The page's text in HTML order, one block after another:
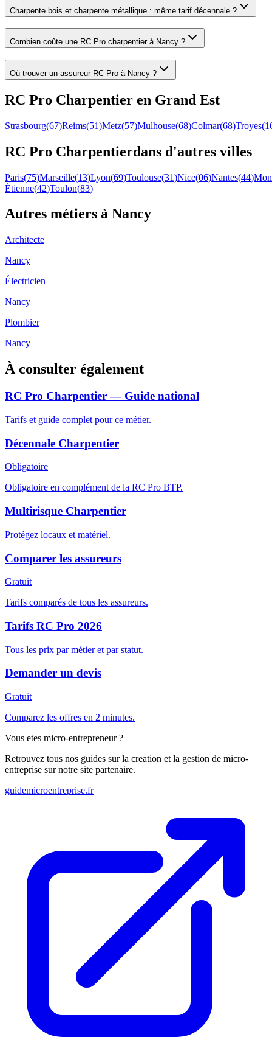
Charpente bois et charpente métallique : même tarif décennale ?
Combien coûte une RC Pro charpentier à Nancy ?
Où trouver un assureur RC Pro à Nancy ?
RC Pro Charpentier en Grand Est
Strasbourg(67)Reims(51)Metz(57)Mulhouse(68)Colmar(68)Troyes(
RC Pro Charpentierdans d'autres villes
Paris(75)Marseille(13)Lyon(69)Toulouse(31)Nice(06)Nantes(44)
Étienne(42)Toulon(83)
Autres métiers à Nancy
Architecte
Nancy
Électricien
Nancy
Plombier
Nancy
À consulter également
RC Pro Charpentier — Guide national
Tarifs et guide complet pour ce métier.
Décennale Charpentier
Obligatoire
Obligatoire en complément de la RC Pro BTP.
Multirisque Charpentier
Protégez locaux et matériel.
Comparer les assureurs
Gratuit
Tarifs comparés de tous les assureurs.
Tarifs RC Pro 2026
Tous les prix par métier et par statut.
Demander un devis
Gratuit
Comparez les offres en 2 minutes.
Vous etes micro-entrepreneur ?
Retrouvez tous nos guides sur la creation et la gestion de micro-
entreprise sur notre site partenaire.
guidemicroentreprise.fr